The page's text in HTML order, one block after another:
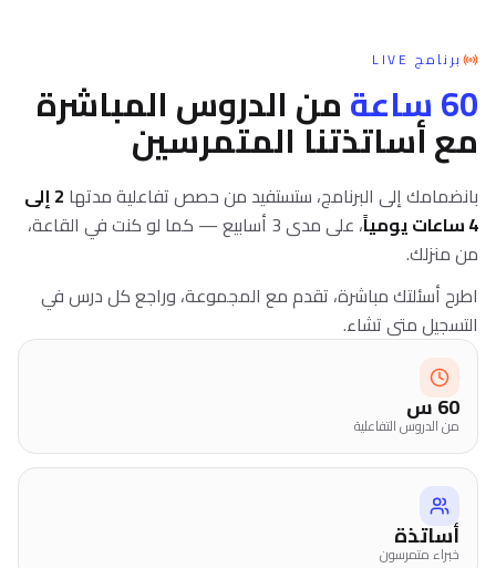
برنامج LIVE
60ساعةمن الدروس المباشرة
مع أساتذتنا المتمرسين
بانضمامك إلى البرنامج، ستستفيد من حصص تفاعلية مدتها
2 إلى
4 ساعات يومياً
، على مدى 3 أسابيع — كما لو كنت في القاعة،
من منزلك.
اطرح أسئلتك مباشرة، تقدم مع المجموعة، وراجع كل درس في
التسجيل متى تشاء.
60 س
من الدروس التفاعلية
أساتذة
خبراء متمرسون